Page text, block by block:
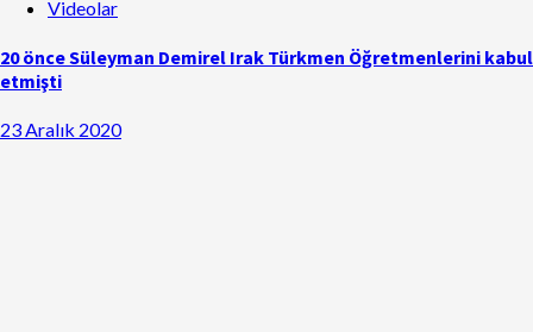
Videolar
20 önce Süleyman Demirel Irak Türkmen Öğretmenlerini kabul
etmişti
23 Aralık 2020